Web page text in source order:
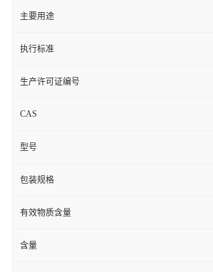
主要用途
执行标准
生产许可证编号
CAS
型号
包装规格
有效物质含量
含量